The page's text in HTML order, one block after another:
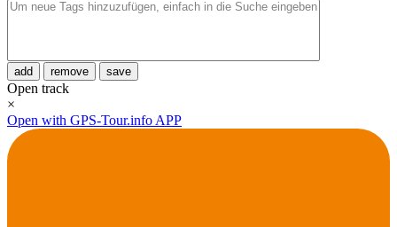
add remove save
Open track
×
Open with GPS-Tour.info APP